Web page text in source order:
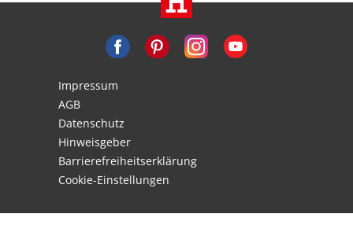
Impressum
AGB
Datenschutz
Hinweisgeber
Barrierefreiheitserklärung
Cookie-Einstellungen